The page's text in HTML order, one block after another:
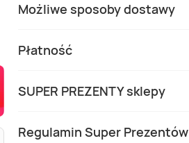
Możliwe sposoby dostawy
Płatność
SUPER PREZENTY sklepy
Regulamin Super Prezentów